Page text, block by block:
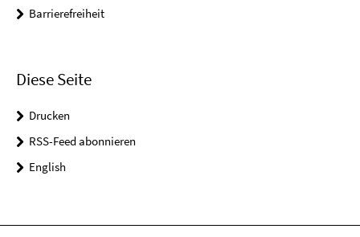
Barrierefreiheit
Diese Seite
Drucken
RSS-Feed abonnieren
English